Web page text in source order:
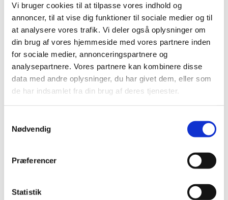
Vi bruger cookies til at tilpasse vores indhold og
annoncer, til at vise dig funktioner til sociale medier og til
at analysere vores trafik. Vi deler også oplysninger om
din brug af vores hjemmeside med vores partnere inden
for sociale medier, annonceringspartnere og
analysepartnere. Vores partnere kan kombinere disse
data med andre oplysninger, du har givet dem, eller som
de har indsamlet fra din brug af deres tjenester.
Nødvendig
Præferencer
Statistik
TID
2026 (84)
2025 (158)
2024 (224)
2023 (195)
2022 (197)
2021 (516)
2019 (159)
2016 (167)
november (11)